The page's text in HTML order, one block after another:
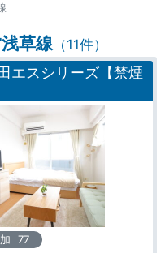
草線（11件）
エスシリーズ【禁煙
77